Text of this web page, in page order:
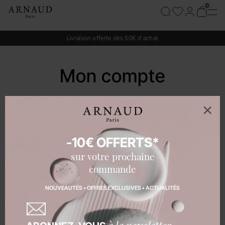
Livraison offerte dès 50€ d'achat
Mon compte
Je me connecte
Mot de passe oublié ?
-10€ OFFERTS*
sur votre prochaine
commande
NOUVEAUTÉS • OFFRES EXCLUSIVES • ACTUALITÉS